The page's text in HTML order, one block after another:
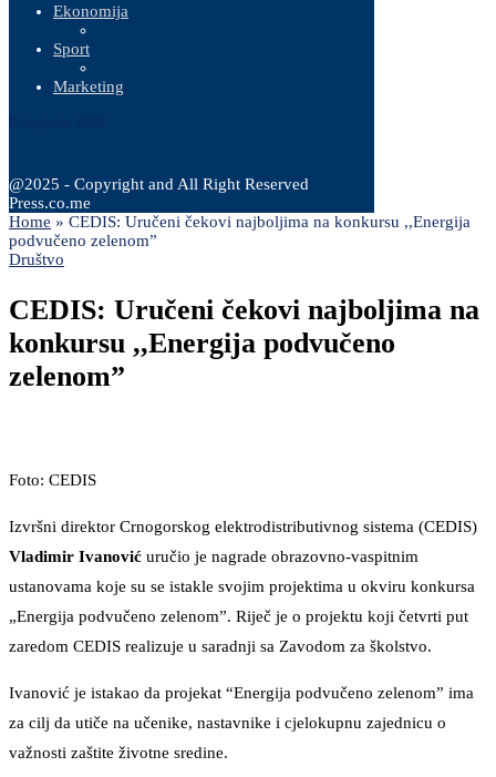
Ekonomija
Sport
Marketing
@2025 - Copyright and All Right Reserved
Press.co.me
Home » CEDIS: Uručeni čekovi najboljima na konkursu ,,Energija
podvučeno zelenom”
Društvo
CEDIS: Uručeni čekovi najboljima na
konkursu ,,Energija podvučeno
zelenom”
Foto: CEDIS
Izvršni direktor Crnogorskog elektrodistributivnog sistema (CEDIS)
Vladimir Ivanović uručio je nagrade obrazovno-vaspitnim
ustanovama koje su se istakle svojim projektima u okviru konkursa
„Energija podvučeno zelenom”. Riječ je o projektu koji četvrti put
zaredom CEDIS realizuje u saradnji sa Zavodom za školstvo.
Ivanović je istakao da projekat “Energija podvučeno zelenom” ima
za cilj da utiče na učenike, nastavnike i cjelokupnu zajednicu o
važnosti zaštite životne sredine.